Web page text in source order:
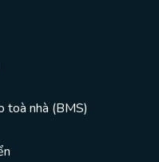
toà nhà (BMS)